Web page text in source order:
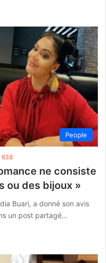
People
638
ne consiste
ou des bijoux »
Buari, a donné son avis
un post partagé…